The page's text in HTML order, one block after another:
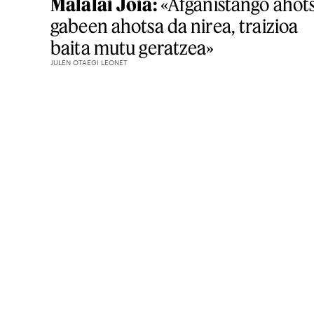
gabeen ahotsa da nirea, traizioa
baita mutu geratzea»
JULEN OTAEGI LEONET